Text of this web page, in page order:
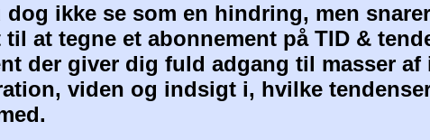
dog ikke se som en hindring, men
at tegne et abonnement på TID &
der giver dig fuld adgang til masser
viden og indsigt i, hvilke